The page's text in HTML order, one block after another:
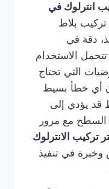
انترلوك في
بلاط
دقة في
الاستخدام
التي تحتاج
أي خطأ بسيط
قد يؤدي إلى
السطح مع مرور
تركيب الانترلوك
في تنفيذ